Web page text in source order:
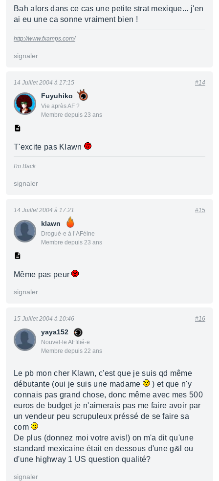
Bah alors dans ce cas une petite strat mexique... j'en
ai eu une ca sonne vraiment bien !
http://www.fxamps.com/
signaler
Fuyuhiko
Vie après AF ?
Membre depuis 23 ans
14 Juillet 2004 à 17:15 #14
T'excite pas Klawn
I'm Back
signaler
klawn
Drogué·e à l’AFéine
Membre depuis 23 ans
14 Juillet 2004 à 17:21 #15
Même pas peur
signaler
yaya152
Nouvel·le AFfilié·e
Membre depuis 22 ans
15 Juillet 2004 à 10:46 #16
Le pb mon cher Klawn, c'est que je suis qd même
débutante (oui je suis une madame
) et que n'y
connais pas grand chose, donc même avec mes 500
euros de budget je n'aimerais pas me faire avoir par
un vendeur peu scrupuleux préssé de se faire sa
com
De plus (donnez moi votre avis!) on m'a dit qu'une
standard mexicaine était en dessous d'une g&l ou
d'une highway 1 US question qualité?
signaler